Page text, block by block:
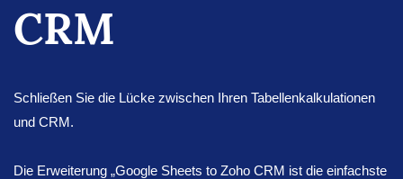
CRM
Schließen Sie die Lücke zwischen Ihren Tabellenkalkulationen
und CRM.
Die Erweiterung „Google Sheets to Zoho CRM ist die einfachste